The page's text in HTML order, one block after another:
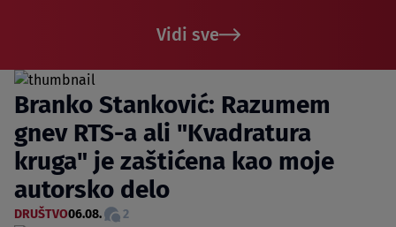
Vidi sve
Branko Stanković: Razumem
gnev RTS-a ali "Kvadratura
kruga" je zaštićena kao moje
autorsko delo
DRUŠTVO06.08. 2